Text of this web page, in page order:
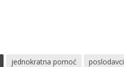
jednokratna pomoć poslodavci